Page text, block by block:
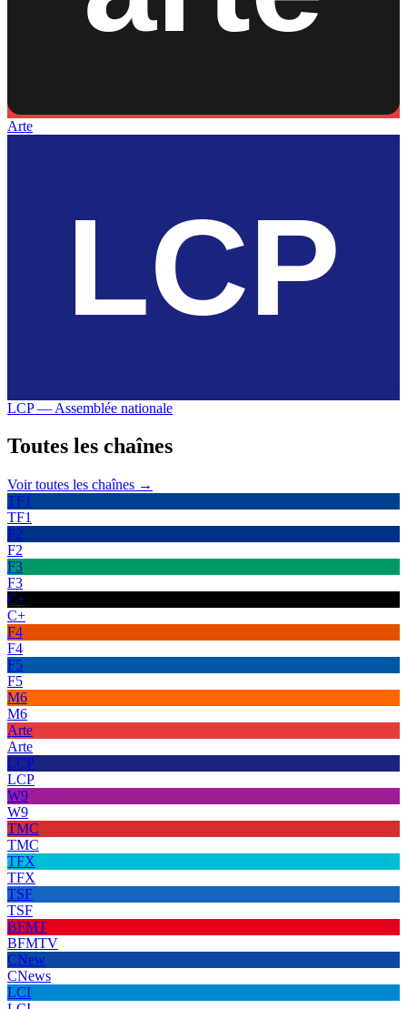
Arte
LCP — Assemblée nationale
Toutes les chaînes
Voir toutes les chaînes →
TF1
TF1
F2
F2
F3
F3
C+
C+
F4
F4
F5
F5
M6
M6
Arte
Arte
LCP
LCP
W9
W9
TMC
TMC
TFX
TFX
TSF
TSF
BFMT
BFMTV
CNew
CNews
LCI